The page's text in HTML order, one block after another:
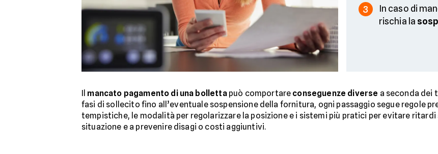
3
In caso di
rischia la
Il mancato pagamento di una bollettapuò comportare conseguenze diverse a seconda dei
fasi di sollecito fino all’eventuale sospensione della fornitura, ogni passaggio segue regole
tempistiche, le modalità per regolarizzare la posizione e i sistemi più pratici per evitare
situazione e a prevenire disagi o costi aggiuntivi.